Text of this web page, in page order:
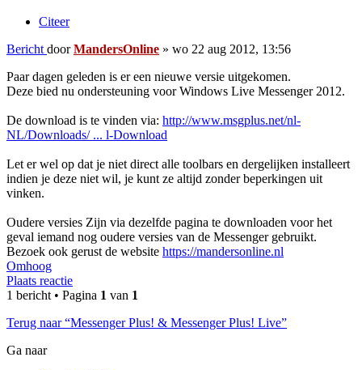
Citeer
Bericht doorMandersOnline » wo 22 aug 2012, 13:56
Paar dagen geleden is er een nieuwe versie uitgekomen.
Deze bied nu ondersteuning voor Windows Live Messenger 2012.
De download is te vinden via: http://www.msgplus.net/nl-
NL/Downloads/ ... l-Download
Let er wel op dat je niet direct alle toolbars en dergelijken installeert
indien je deze niet wil, je kunt ze altijd zonder beperkingen uit
vinken.
Oudere versies Zijn via dezelfde pagina te downloaden voor het
geval iemand nog oudere versies van de Messenger gebruikt.
Bezoek ook gerust de website https://mandersonline.nl
Omhoog
Plaats reactie
1 bericht • Pagina 1 van 1
Terug naar “Messenger Plus! & Messenger Plus! Live”
Ga naar